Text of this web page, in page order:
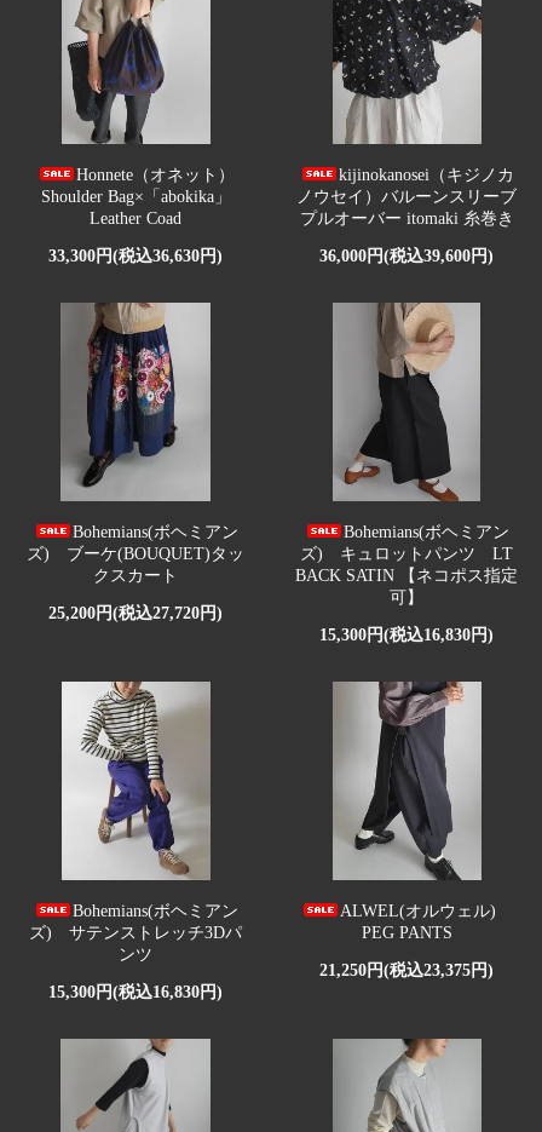
Honnete（オネット）
Shoulder Bag×「abokika」
Leather Coad
33,300円(税込36,630円)
kijinokanosei（キジノカ
ノウセイ）バルーンスリーブ
プルオーバー itomaki 糸巻き
36,000円(税込39,600円)
Bohemians(ボヘミアン
ズ) ブーケ(BOUQUET)タッ
クスカート
25,200円(税込27,720円)
Bohemians(ボヘミアン
ズ) キュロットパンツ LT
BACK SATIN 【ネコポス指定
可】
15,300円(税込16,830円)
Bohemians(ボヘミアン
ズ) サテンストレッチ3Dパ
ンツ
15,300円(税込16,830円)
ALWEL(オルウェル)
PEG PANTS
21,250円(税込23,375円)